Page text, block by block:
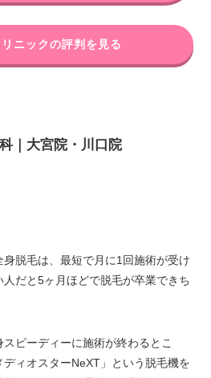
ニックの評判を見る
｜大宮院・川口院
脱毛は、最短で月に1回施術が受け
だと5ヶ月ほどで脱毛が卒業できち
ピーディーに施術が終わるとこ
ィオスターNeXT」という脱毛機を